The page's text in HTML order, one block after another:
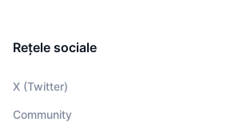
Rețele sociale
X (Twitter)
Community